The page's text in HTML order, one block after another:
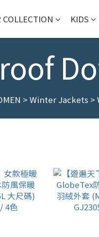
KIDS
> Winter Jackets >